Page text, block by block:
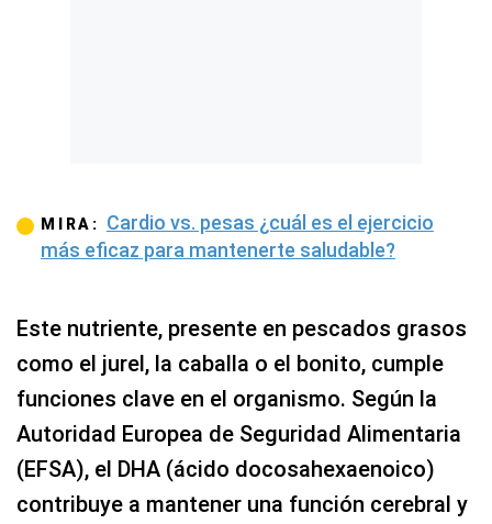
MIRA: Cardio vs. pesas ¿cuál es el ejercicio
más eficaz para mantenerte saludable?
Este nutriente, presente en pescados grasos
como el jurel, la caballa o el bonito, cumple
funciones clave en el organismo. Según la
Autoridad Europea de Seguridad Alimentaria
(EFSA), el DHA (ácido docosahexaenoico)
contribuye a mantener una función cerebral y